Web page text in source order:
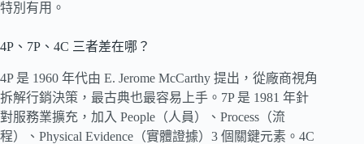
特別有用。
4P、7P、4C 三者差在哪？
4P 是 1960 年代由 E. Jerome McCarthy 提出，從廠商視角
拆解行銷決策，最古典也最容易上手。7P 是 1981 年針
對服務業擴充，加入 People（人員）、Process（流
程）、Physical Evidence（實體證據）3 個關鍵元素。4C